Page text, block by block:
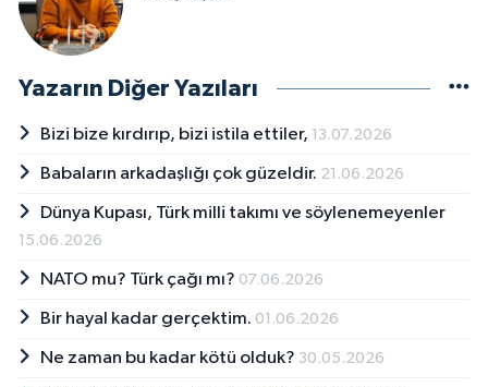
Yazarın Diğer Yazıları
Bizi bize kırdırıp, bizi istila ettiler, 13.07.2026
Babaların arkadaşlığı çok güzeldir. 21.06.2026
Dünya Kupası, Türk milli takımı ve söylenemeyenler
15.06.2026
NATO mu? Türk çağı mı? 07.06.2026
Bir hayal kadar gerçektim. 01.06.2026
Ne zaman bu kadar kötü olduk? 30.05.2026